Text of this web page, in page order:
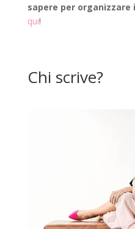
sapere per
qui!
Chi scrive?